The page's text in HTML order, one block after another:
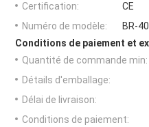
Certification:
CE
Numéro de modèle:
BR-
Conditions de paiement et
Quantité de commande min:
Détails d'emballage:
Délai de livraison:
Conditions de paiement: